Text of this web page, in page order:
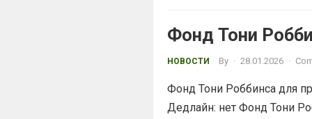
Фонд Тони
НОВОСТИ By · 28.01.2026 ·
Фонд Тони Роббинса для
Дедлайн: нет Фонд Тони